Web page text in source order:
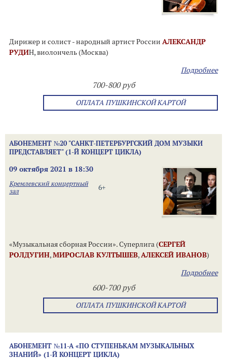
Дирижер и солист - народный артист России АЛЕКСАНДР
РУДИН, виолончель (Москва)
Подробнее
700-800 руб
ОПЛАТА ПУШКИНСКОЙ КАРТОЙ
АБОНЕМЕНТ №20 "САНКТ-ПЕТЕРБУРГСКИЙ ДОМ МУЗЫКИ
ПРЕДСТАВЛЯЕТ" (1-Й КОНЦЕРТ ЦИКЛА)
09 октября 2021 в 18:30
6+
Кремлевский концертный
зал
«Музыкальная сборная России». Суперлига (СЕРГЕЙ
РОЛДУГИН,МИРОСЛАВ КУЛТЫШЕВ,АЛЕКСЕЙ ИВАНОВ)
Подробнее
600-700 руб
ОПЛАТА ПУШКИНСКОЙ КАРТОЙ
АБОНЕМЕНТ №11-А «ПО СТУПЕНЬКАМ МУЗЫКАЛЬНЫХ
ЗНАНИЙ» (1-Й КОНЦЕРТ ЦИКЛА)